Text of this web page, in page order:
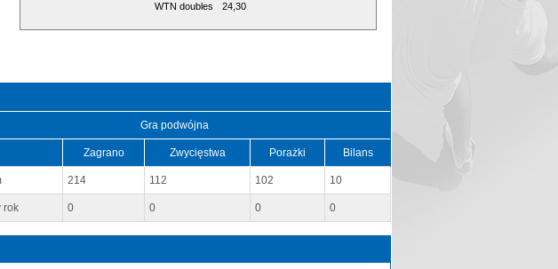
WTN doubles
24,30
Gra podwójna
Zagrano Zwycięstwa Porażki Bilans
214 112 102 10
rok 0 0 0 0